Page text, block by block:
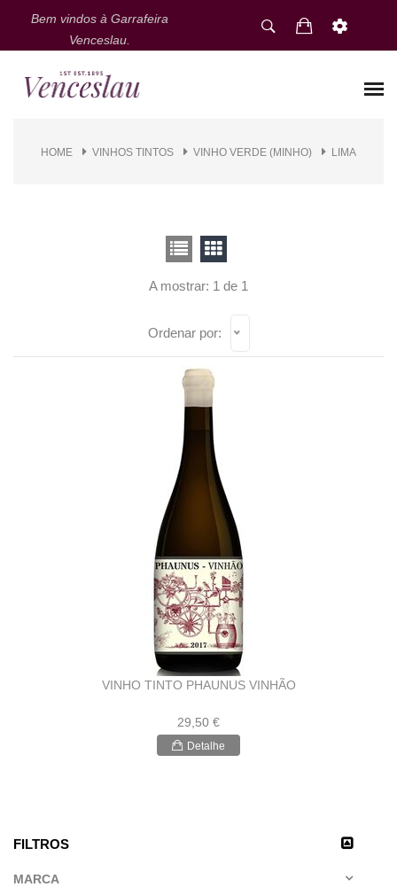
Bem vindos à Garrafeira
Venceslau.
HOME VINHOS TINTOS VINHO VERDE (MINHO) LIMA
FILTROS
MARCA
A mostrar: 1 de 1
Ordenar por:
VINHO TINTO PHAUNUS VINHÃO
29,50 €
Detalhe